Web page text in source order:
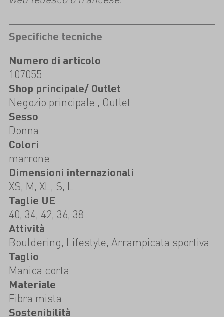
Specifiche tecniche
Numero di articolo
107055
Shop principale/ Outlet
Negozio principale , Outlet
Sesso
Donna
Colori
marrone
Dimensioni internazionali
XS, M, XL, S, L
Taglie UE
40, 34, 42, 36, 38
Attività
Bouldering, Lifestyle, Arrampicata sportiva
Taglio
Manica corta
Materiale
Fibra mista
Sostenibilità